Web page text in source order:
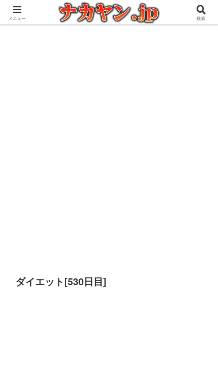
アウトドアとガジェット好きな管理人の愉快な日々を綴るブログ
ダイエット[530日目]
メニュー 検索